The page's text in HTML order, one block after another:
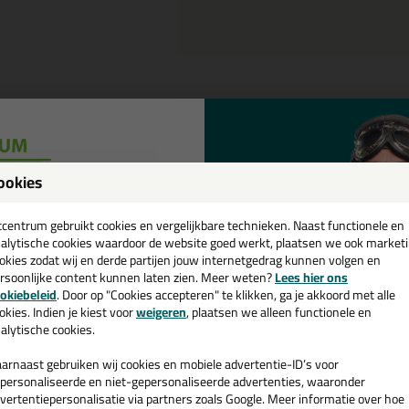
Omschrijving
AA234 FOAM
Het is een ideaal hybride ontwerp
die bestand zijn tegen oplosmiddelen
Dit standaard schuimpistool biedt
kleine en incidentele projecten. De
verwerken van lijmschuimen zoals de
beschikbaar.
gebruikt cookies en vergelijkbare technieken. Naast functionele en
cookies waardoor de website goed werkt, plaatsen we ook
zodat wij en derde partijen jouw internetgedrag kunnen volgen en
content kunnen laten zien. Meer weten?Lees hier ons
. Door op "Cookies accepteren" te klikken, ga je akkoord met alle
Indien je kiest voorweigeren, plaatsen we alleen functionele en
cookies.
gebruiken wij cookies en mobiele advertentie-ID’s voor
en niet-gepersonaliseerde advertenties, waaronder
via partners zoals Google. Meer informatie over hoe
💚
en ontvang een
€35,-bij je eerste bestelling!